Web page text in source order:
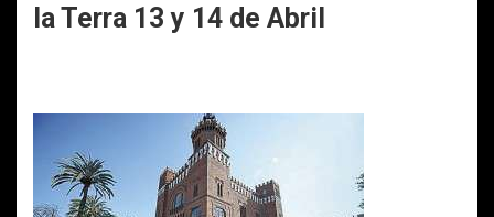
la Terra 13 y 14 de Abril